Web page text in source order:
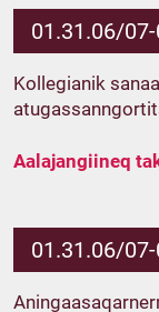
01.31.06/
Kollegianik
Aalajangiineq
01.31.06/